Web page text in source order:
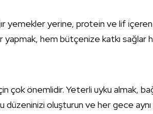
yemekler yerine, protein ve lif içeren
hem bütçenize katkı sağlar
çok önemlidir. Yeterli uyku almak,
düzeninizi oluşturun ve her gece